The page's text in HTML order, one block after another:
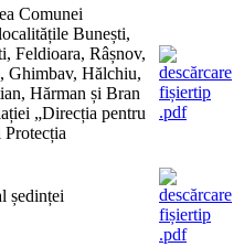
Comunei
Bunești,
Feldioara, Râșnov,
Ghimbav, Hălchiu,
Hărman și Bran
„Direcția pentru
ședinței